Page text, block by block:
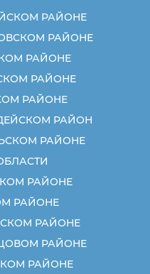
РАЙОНЕ
РАЙОНЕ
РАЙОНЕ
РАЙОНЕ
РАЙОНЕ
РАЙОН
РАЙОНЕ
РАЙОНЕ
РАЙОНЕ
РАЙОНЕ
РАЙОНЕ
РАЙОНЕ